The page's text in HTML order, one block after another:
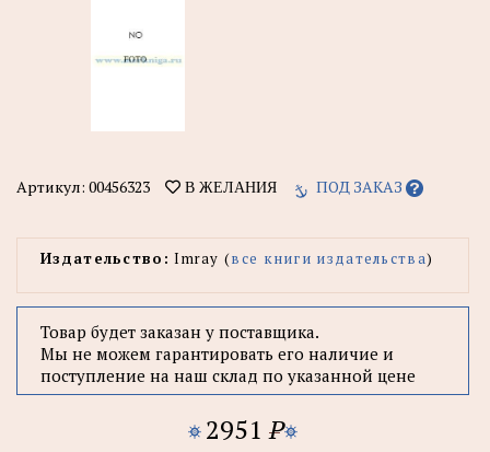
Артикул: 00456323 В ЖЕЛАНИЯ ПОД ЗАКАЗ
Издательство: Imray (все книги издательства)
Товар будет заказан у поставщика.
Мы не можем гарантировать его наличие и
поступление на наш склад по указанной цене
2951 P